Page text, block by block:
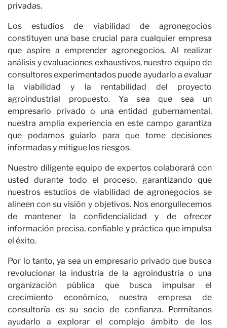
privadas.
Los estudios de viabilidad de agronegocios
constituyen una base crucial para cualquier empresa
que aspire a emprender agronegocios. Al realizar
análisis y evaluaciones exhaustivos, nuestro equipo de
consultores experimentados puede ayudarlo a evaluar
la viabilidad y la rentabilidad del proyecto
agroindustrial propuesto. Ya sea que sea un
empresario privado o una entidad gubernamental,
nuestra amplia experiencia en este campo garantiza
que podamos guiarlo para que tome decisiones
informadas y mitigue los riesgos.
Nuestro diligente equipo de expertos colaborará con
usted durante todo el proceso, garantizando que
nuestros estudios de viabilidad de agronegocios se
alineen con su visión y objetivos. Nos enorgullecemos
de mantener la confidencialidad y de ofrecer
información precisa, confiable y práctica que impulsa
el éxito.
Por lo tanto, ya sea un empresario privado que busca
revolucionar la industria de la agroindustria o una
organización pública que busca impulsar el
crecimiento económico, nuestra empresa de
consultoría es su socio de confianza. Permítanos
ayudarlo a explorar el complejo ámbito de los